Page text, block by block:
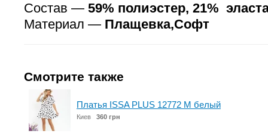
Состав — 59% полиэстер, 21%
Материал — Плащевка,Софт
Смотрите также
Платья ISSA PLUS 12772 M белый
Киев 360 грн